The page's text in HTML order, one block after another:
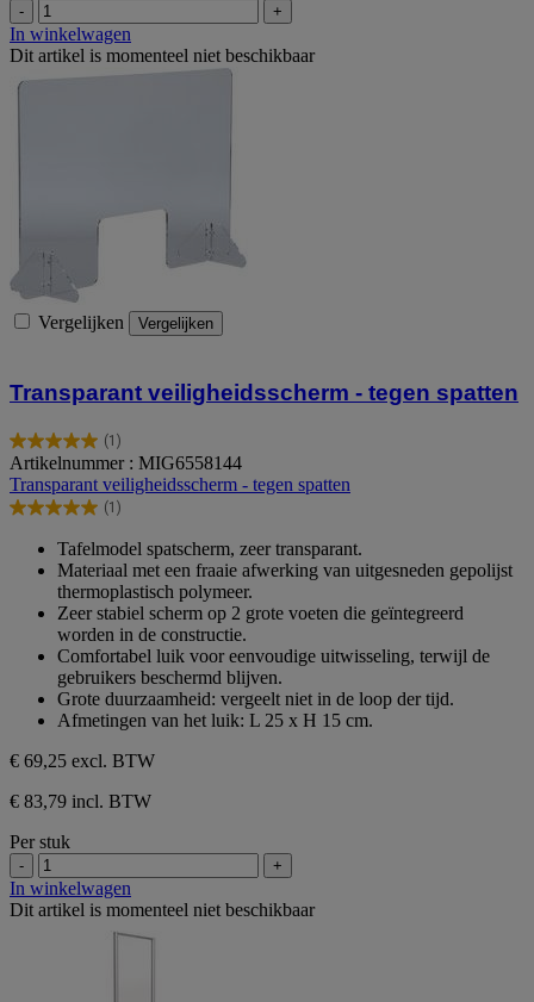
- +
In winkelwagen
Dit artikel is momenteel niet beschikbaar
Vergelijken Vergelijken
Transparant veiligheidsscherm - tegen spatten
(1)
5.0
van
de
5
beoordeling
Artikelnummer : MIG6558144
Transparant veiligheidsscherm - tegen spatten
(1)
5.0
sterren.
beoordeling
Tafelmodel spatscherm, zeer transparant.
Materiaal met een fraaie afwerking van uitgesneden gepolijst
thermoplastisch polymeer.
Zeer stabiel scherm op 2 grote voeten die geïntegreerd
worden in de constructie.
Comfortabel luik voor eenvoudige uitwisseling, terwijl de
gebruikers beschermd blijven.
Grote duurzaamheid: vergeelt niet in de loop der tijd.
Afmetingen van het luik: L 25 x H 15 cm.
€ 69,25 excl. BTW
€ 83,79 incl. BTW
Per stuk
- +
In winkelwagen
Dit artikel is momenteel niet beschikbaar